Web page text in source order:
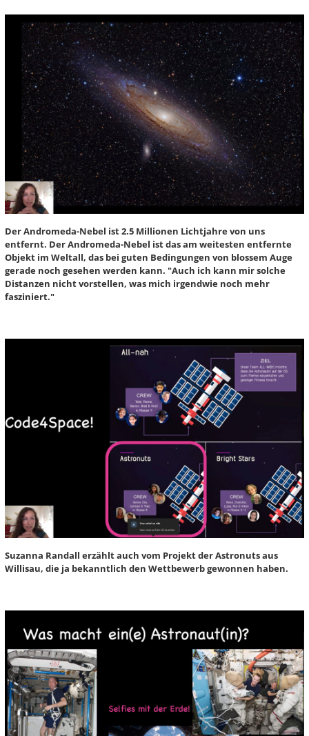
Der Andromeda-Nebel ist 2.5 Millionen Lichtjahre von uns
entfernt. Der Andromeda-Nebel ist das am weitesten entfernte
Objekt im Weltall, das bei guten Bedingungen von blossem Auge
gerade noch gesehen werden kann. "Auch ich kann mir solche
Distanzen nicht vorstellen, was mich irgendwie noch mehr
fasziniert."
Suzanna Randall erzählt auch vom Projekt der Astronuts aus
Willisau, die ja bekanntlich den Wettbewerb gewonnen haben.